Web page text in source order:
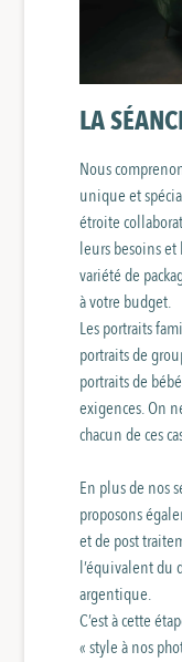
LA
Nous
unique et
étroite
leurs besoins
variété de
à votre budget.
Les portraits
portraits de
portraits de
exigences. On
chacun de ces
En plus de nos
proposons
et de post
l’équivalent du
argentique.
C’est à cette
« style à nos